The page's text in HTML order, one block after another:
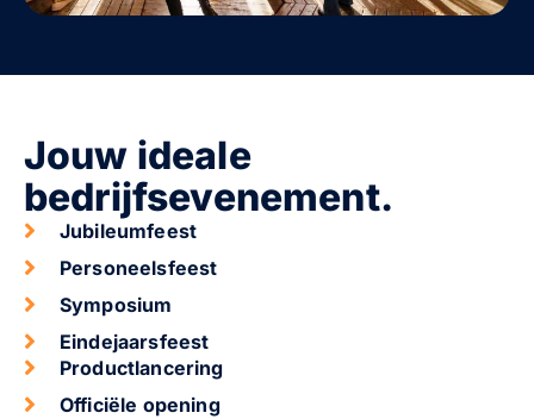
Jouw ideale
bedrijfsevenement.
Jubileumfeest
Personeelsfeest
Symposium
Eindejaarsfeest
Productlancering
Officiële opening